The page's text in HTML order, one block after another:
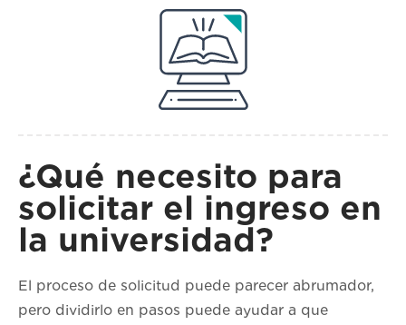
¿Qué necesito para
solicitar el ingreso en
la universidad?
El proceso de solicitud puede parecer abrumador,
pero dividirlo en pasos puede ayudar a que